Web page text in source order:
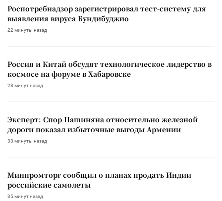
Роспотребнадзор зарегистрировал тест-систему для
выявления вируса Бундибуджио
22 минуты назад
Россия и Китай обсудят технологическое лидерство в
космосе на форуме в Хабаровске
28 минут назад
Эксперт: Спор Пашиняна относительно железной
дороги показал избыточные выгоды Армении
33 минуты назад
Минпромторг сообщил о планах продать Индии
российские самолеты
35 минут назад